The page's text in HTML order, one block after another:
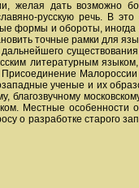
желая дать возможно
русскую речь. В
формы и обороты,
точные рамки для
литературным
ученые и их
благозвучному
Местные особенности
о разработке старого